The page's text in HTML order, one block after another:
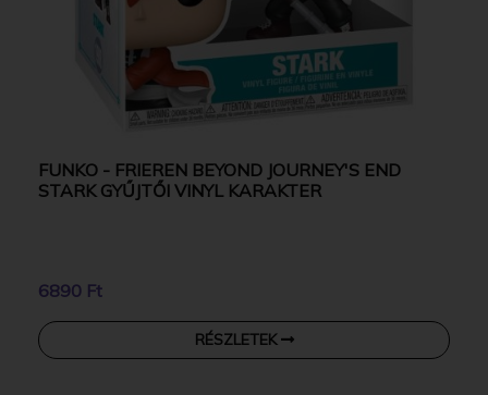
FUNKO - FRIEREN BEYOND JOURNEY'S END
STARK GYŰJTŐI VINYL KARAKTER
6890 Ft
RÉSZLETEK